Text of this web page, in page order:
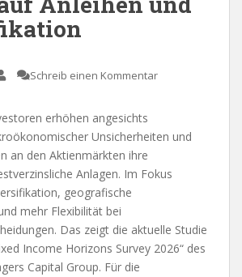
Schreib einen Kommentar
erhöhen angesichts
Unsicherheiten und
an den Aktienmärkten ihre
Anlagen. Im Fokus
geografische
mehr Flexibilität bei
Das zeigt die aktuelle Studie
Income Horizons Survey 2026“ des
Capital Group. Für die